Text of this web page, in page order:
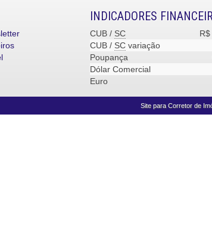
INDICADORES
CUB / SC
CUB / SCvariação
Poupança
Dólar Comercial
Euro
Site para Corretor de